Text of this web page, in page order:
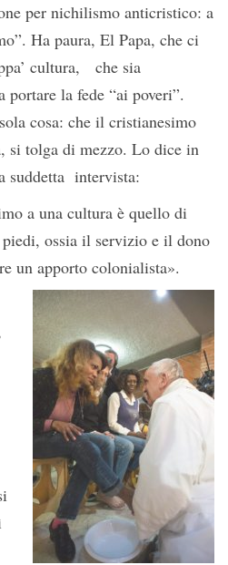
per nichilismo anticristico: a
Ha paura, El Papa, che ci
cultura, che sia
portare la fede “ai poveri”.
cosa: che il cristianesimo
si tolga di mezzo. Lo dice in
suddetta intervista:
a una cultura è quello di
ossia il servizio e il dono
un apporto colonialista».